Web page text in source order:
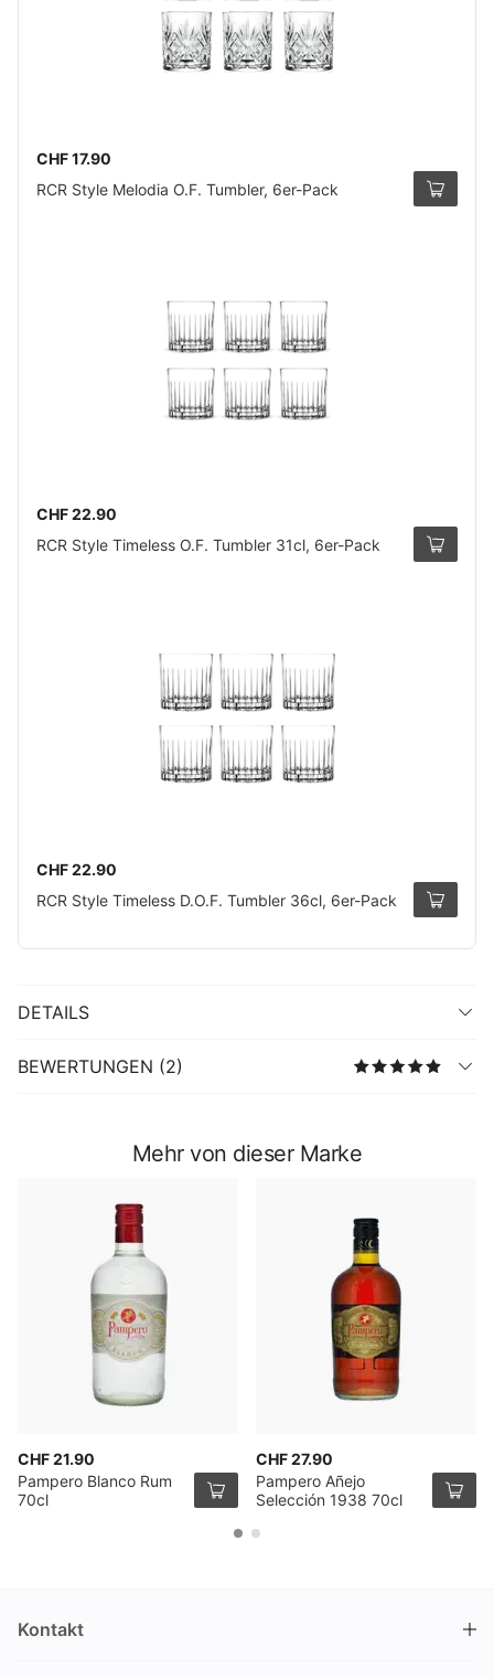
CHF 17.90
RCR Style Melodia O.F. Tumbler, 6er-Pack
CHF 22.90
RCR Style Timeless O.F. Tumbler 31cl, 6er-Pack
CHF 22.90
RCR Style Timeless D.O.F. Tumbler 36cl, 6er-Pack
DETAILS
BEWERTUNGEN (2)
Mehr von dieser Marke
CHF 21.90
Pampero Blanco Rum
70cl
CHF 27.90
Pampero Añejo
Selección 1938 70cl
Kontakt